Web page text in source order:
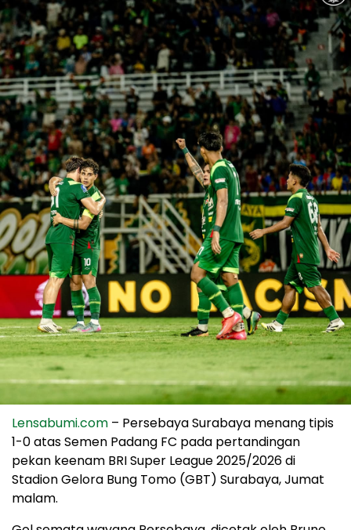
Lensabumi.com – Persebaya Surabaya menang tipis
1-0 atas Semen Padang FC pada pertandingan
pekan keenam BRI Super League 2025/2026 di
Stadion Gelora Bung Tomo (GBT) Surabaya, Jumat
malam.